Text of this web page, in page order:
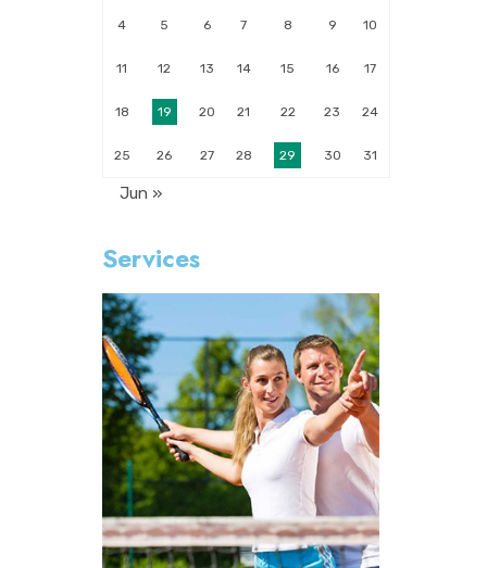
4 5 6 7 8 9 10
11 12 13 14 15 16 17
18 19 20 21 22 23 24
25 26 27 28 29 30 31
Jun »
Services